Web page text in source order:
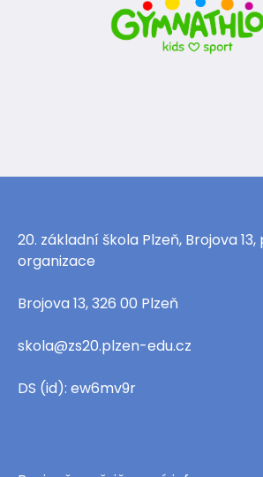
20. základní škola Plzeň, Brojova
organizace
Brojova 13, 326 00 Plzeň
skola@zs20.plzen-edu.cz
DS (id): ew6mv9r